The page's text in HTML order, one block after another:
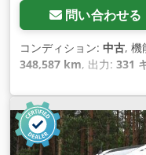
問い合わせる
コンディション: 中古, 機
348,587 km, 出力: 331
ム）, アクスル構成:4x2,
変速方式:オートマチック
シリンダー数:6, 排気量:
位置:左 , 装備:パワース